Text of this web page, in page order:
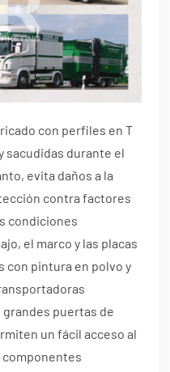
con perfiles en T
sacudidas durante el
evita daños a la
contra factores
condiciones
el marco y las placas
con pintura en polvo y
puertas de
un fácil acceso al
componentes